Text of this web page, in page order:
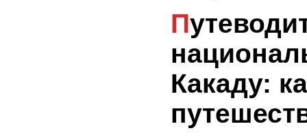
Путеводитель по
Какаду: